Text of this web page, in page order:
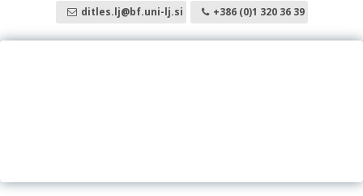
ditles.lj@bf.uni-lj.si
+386 (0)1 320 36 39